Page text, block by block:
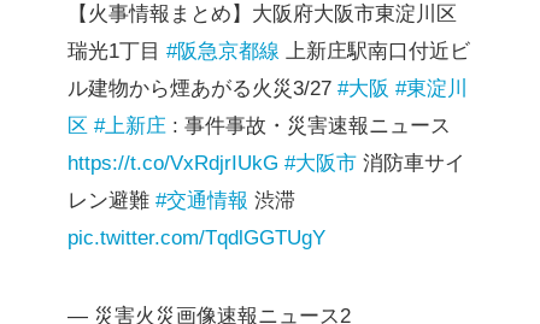
【火事情報まとめ】大阪府大阪市東淀川区
瑞光1丁目 #阪急京都線 上新庄駅南口付近ビ
ル建物から煙あがる火災3/27 #大阪 #東淀川
区 #上新庄 : 事件事故・災害速報ニュース
https://t.co/VxRdjrIUkG #大阪市 消防車サイ
レン避難 #交通情報 渋滞
pic.twitter.com/TqdlGGTUgY
— 災害火災画像速報ニュース2